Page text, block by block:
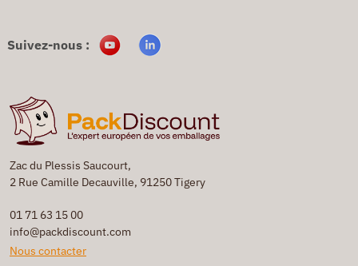
Zac du Plessis Saucourt,
2 Rue Camille Decauville, 91250 Tigery
01 71 63 15 00
info@packdiscount.com
Nous contacter
Suivez-nous :